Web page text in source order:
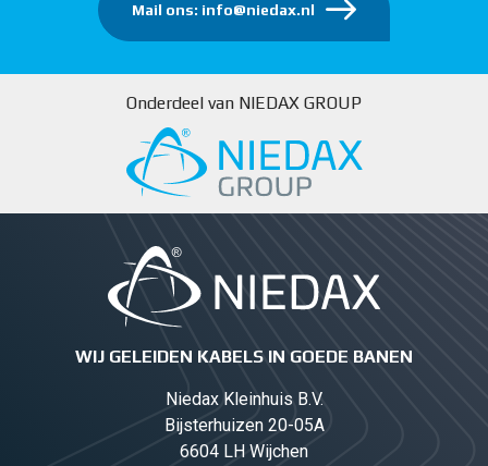
Mail ons: info@niedax.nl
Onderdeel van NIEDAX GROUP
WIJ GELEIDEN KABELS IN GOEDE BANEN
Niedax Kleinhuis B.V.
Bijsterhuizen 20-05A
6604 LH Wijchen